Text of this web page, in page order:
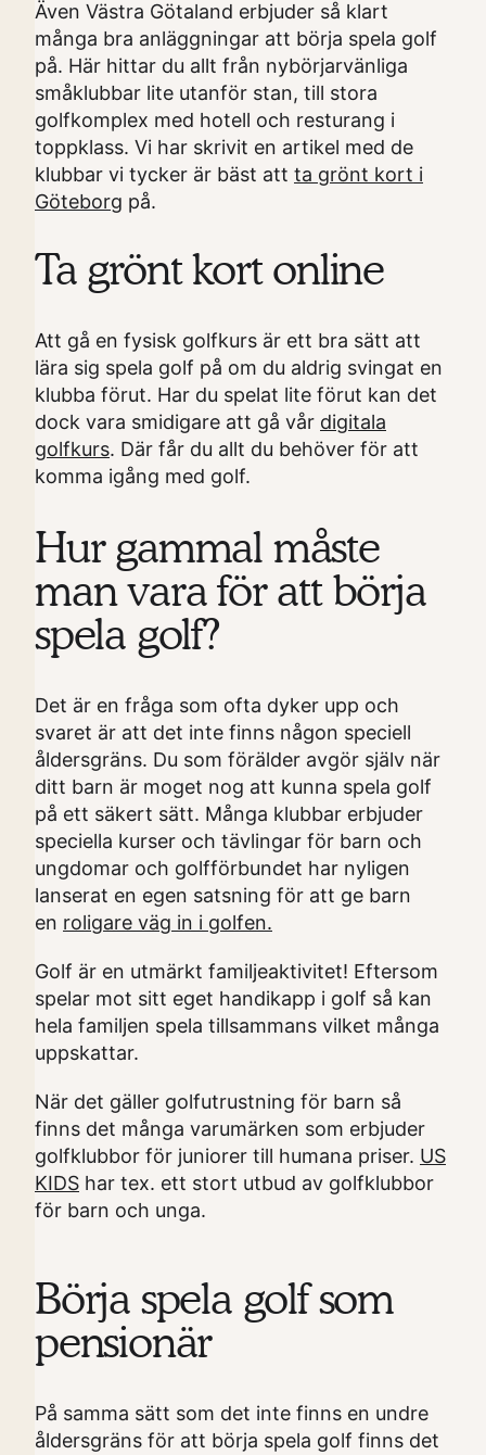
Även Västra Götaland erbjuder så klart
många bra anläggningar att börja spela golf
på. Här hittar du allt från nybörjarvänliga
småklubbar lite utanför stan, till stora
golfkomplex med hotell och resturang i
toppklass. Vi har skrivit en artikel med de
klubbar vi tycker är bäst att ta grönt kort i
Göteborg på.
Ta grönt kort online
Att gå en fysisk golfkurs är ett bra sätt att
lära sig spela golf på om du aldrig svingat en
klubba förut. Har du spelat lite förut kan det
dock vara smidigare att gå vår digitala
golfkurs. Där får du allt du behöver för att
komma igång med golf.
Hur gammal måste
man vara för att börja
spela golf?
Det är en fråga som ofta dyker upp och
svaret är att det inte finns någon speciell
åldersgräns. Du som förälder avgör själv när
ditt barn är moget nog att kunna spela golf
på ett säkert sätt. Många klubbar erbjuder
speciella kurser och tävlingar för barn och
ungdomar och golfförbundet har nyligen
lanserat en egen satsning för att ge barn
en roligare väg in i golfen.
Golf är en utmärkt familjeaktivitet! Eftersom
spelar mot sitt eget handikapp i golf så kan
hela familjen spela tillsammans vilket många
uppskattar.
När det gäller golfutrustning för barn så
finns det många varumärken som erbjuder
golfklubbor för juniorer till humana priser. US
KIDS har tex. ett stort utbud av golfklubbor
för barn och unga.
Börja spela golf som
pensionär
På samma sätt som det inte finns en undre
åldersgräns för att börja spela golf finns det